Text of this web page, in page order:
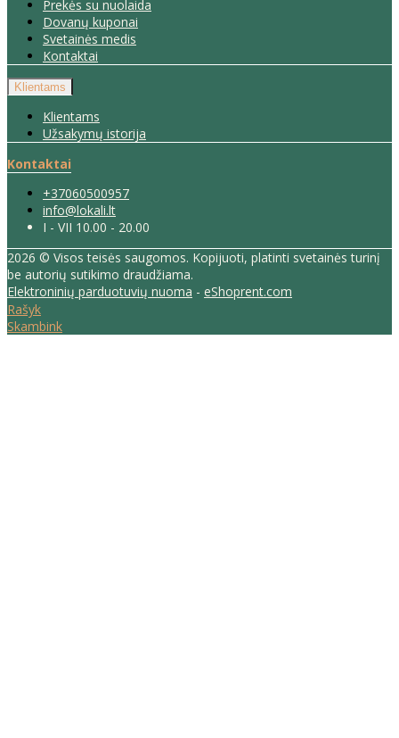
Prekės su nuolaida
Dovanų kuponai
Svetainės medis
Kontaktai
Klientams
Klientams
Užsakymų istorija
Kontaktai
+37060500957
info@lokali.lt
I - VII 10.00 - 20.00
2026 © Visos teisės saugomos. Kopijuoti, platinti svetainės turinį
be autorių sutikimo draudžiama.
Elektroninių parduotuvių nuoma - eShoprent.com
Rašyk
Skambink